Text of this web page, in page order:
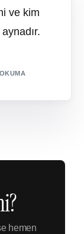
ve kim
hemen